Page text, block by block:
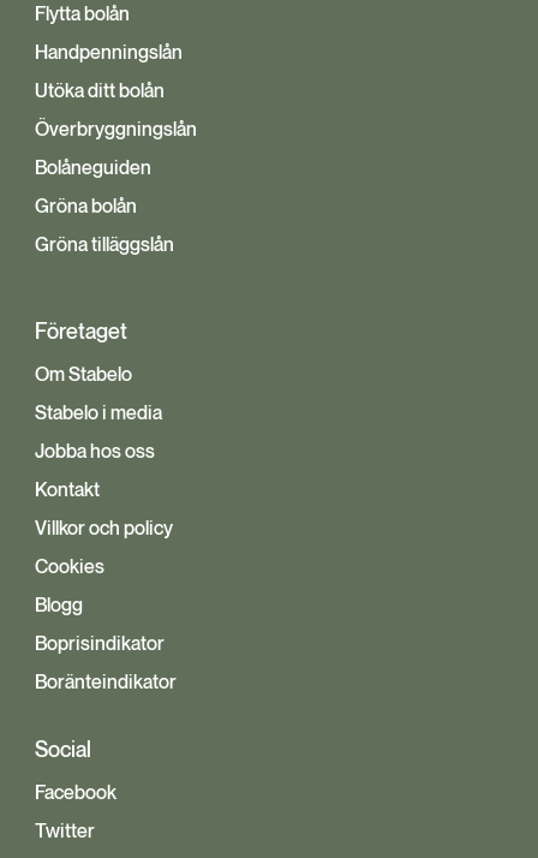
Flytta bolån
Handpenningslån
Utöka ditt bolån
Överbryggningslån
Bolåneguiden
Gröna bolån
Gröna tilläggslån
Företaget
Om Stabelo
Stabelo i media
Jobba hos oss
Kontakt
Villkor och policy
Cookies
Blogg
Boprisindikator
Boränteindikator
Social
Facebook
Twitter